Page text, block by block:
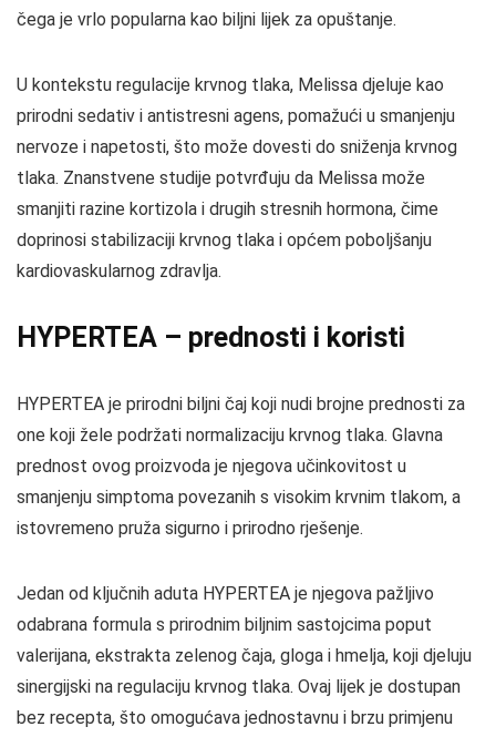
čega je vrlo popularna kao biljni lijek za opuštanje.
U kontekstu regulacije krvnog tlaka, Melissa djeluje kao
prirodni sedativ i antistresni agens, pomažući u smanjenju
nervoze i napetosti, što može dovesti do sniženja krvnog
tlaka. Znanstvene studije potvrđuju da Melissa može
smanjiti razine kortizola i drugih stresnih hormona, čime
doprinosi stabilizaciji krvnog tlaka i općem poboljšanju
kardiovaskularnog zdravlja.
HYPERTEA – prednosti i koristi
HYPERTEA je prirodni biljni čaj koji nudi brojne prednosti za
one koji žele podržati normalizaciju krvnog tlaka. Glavna
prednost ovog proizvoda je njegova učinkovitost u
smanjenju simptoma povezanih s visokim krvnim tlakom, a
istovremeno pruža sigurno i prirodno rješenje.
Jedan od ključnih aduta HYPERTEA je njegova pažljivo
odabrana formula s prirodnim biljnim sastojcima poput
valerijana, ekstrakta zelenog čaja, gloga i hmelja, koji djeluju
sinergijski na regulaciju krvnog tlaka. Ovaj lijek je dostupan
bez recepta, što omogućava jednostavnu i brzu primjenu